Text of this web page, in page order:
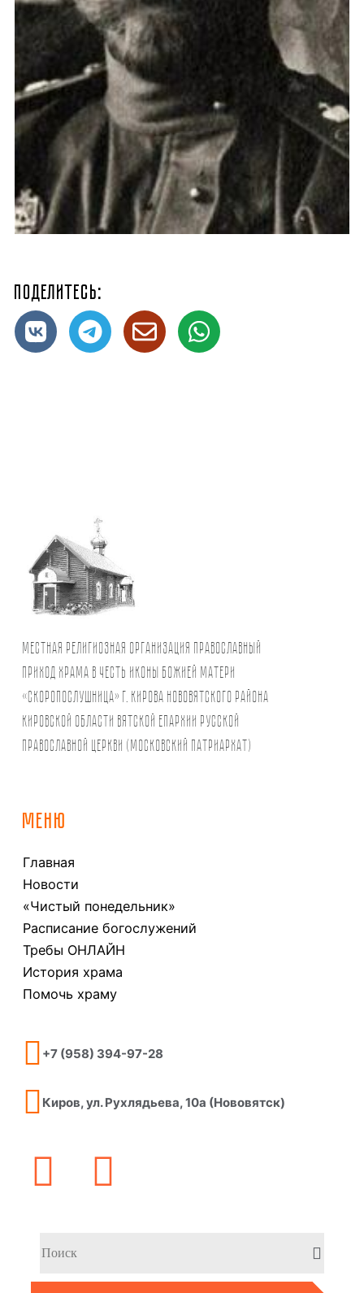
Поделитесь:
Местная религиозная организация православный
Приход храма в честь иконы Божией Матери
«Скоропослушница» г. Кирова Нововятского района
Кировской области Вятской Епархии Русской
Православной Церкви (Московский Патриархат)
МЕНЮ
Главная
Новости
«Чистый понедельник»
Расписание богослужений
Требы ОНЛАЙН
История храма
Помочь храму
+7 (958) 394-97-28
Киров, ул. Рухлядьева, 10а (Нововятск)